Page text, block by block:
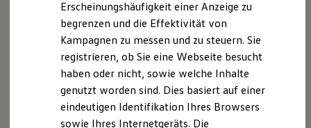
Marke und Erlebnis
Volkswagen R und R Experience
R-Modelle
R Experience
Driving Experience
Volkswagen entdecken
Werkbesichtigung
Lifestyle Shop
T-Roc Kollektion
anklapp-, beheizbar, Umfeldbeleuchtung mit
Lichtprojektion und vielem mehr.
VariantLife
Mit 16-Zoll-Leichtmetallrädern „Norfolk“, automatische
Distanzregelung ACC, Rückfahrkamera „Rear View“,
Erscheinungshäufigkeit einer Anzeige zu
begrenzen und die Effektivität von
Kampagnen zu messen und zu steuern. Sie
registrieren, ob Sie eine Webseite besucht
haben oder nicht, sowie welche Inhalte
genutzt worden sind. Dies basiert auf einer
eindeutigen Identifikation Ihres Browsers
sowie Ihres Internetgeräts. Die